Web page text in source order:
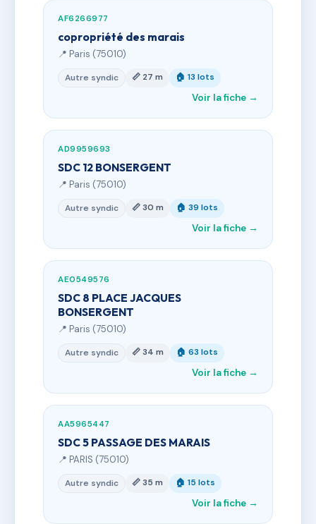
AF6266977
copropriété des marais
📍 Paris (75010)
Autre syndic 📏 27 m 🏠 13 lots
Voir la fiche →
AD9959693
SDC 12 BONSERGENT
📍 Paris (75010)
Autre syndic 📏 30 m 🏠 39 lots
Voir la fiche →
AE0549576
SDC 8 PLACE JACQUES
BONSERGENT
📍 Paris (75010)
Autre syndic 📏 34 m 🏠 63 lots
Voir la fiche →
AA5965447
SDC 5 PASSAGE DES MARAIS
📍 PARIS (75010)
Autre syndic 📏 35 m 🏠 15 lots
Voir la fiche →